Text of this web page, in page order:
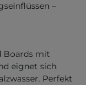
–
Boards mit
eignet sich
Perfekt